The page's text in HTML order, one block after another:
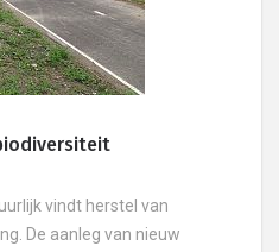
vindt herstel van
De aanleg van nieuw